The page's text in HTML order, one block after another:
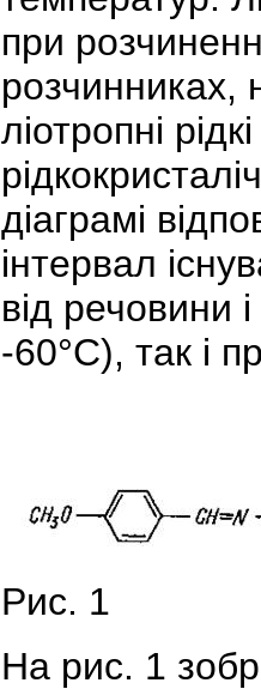
при
розчинниках,
ліотропні
діаграмі
інтервал
від речовини
-60°С), так і
Рис. 1
На рис. 1